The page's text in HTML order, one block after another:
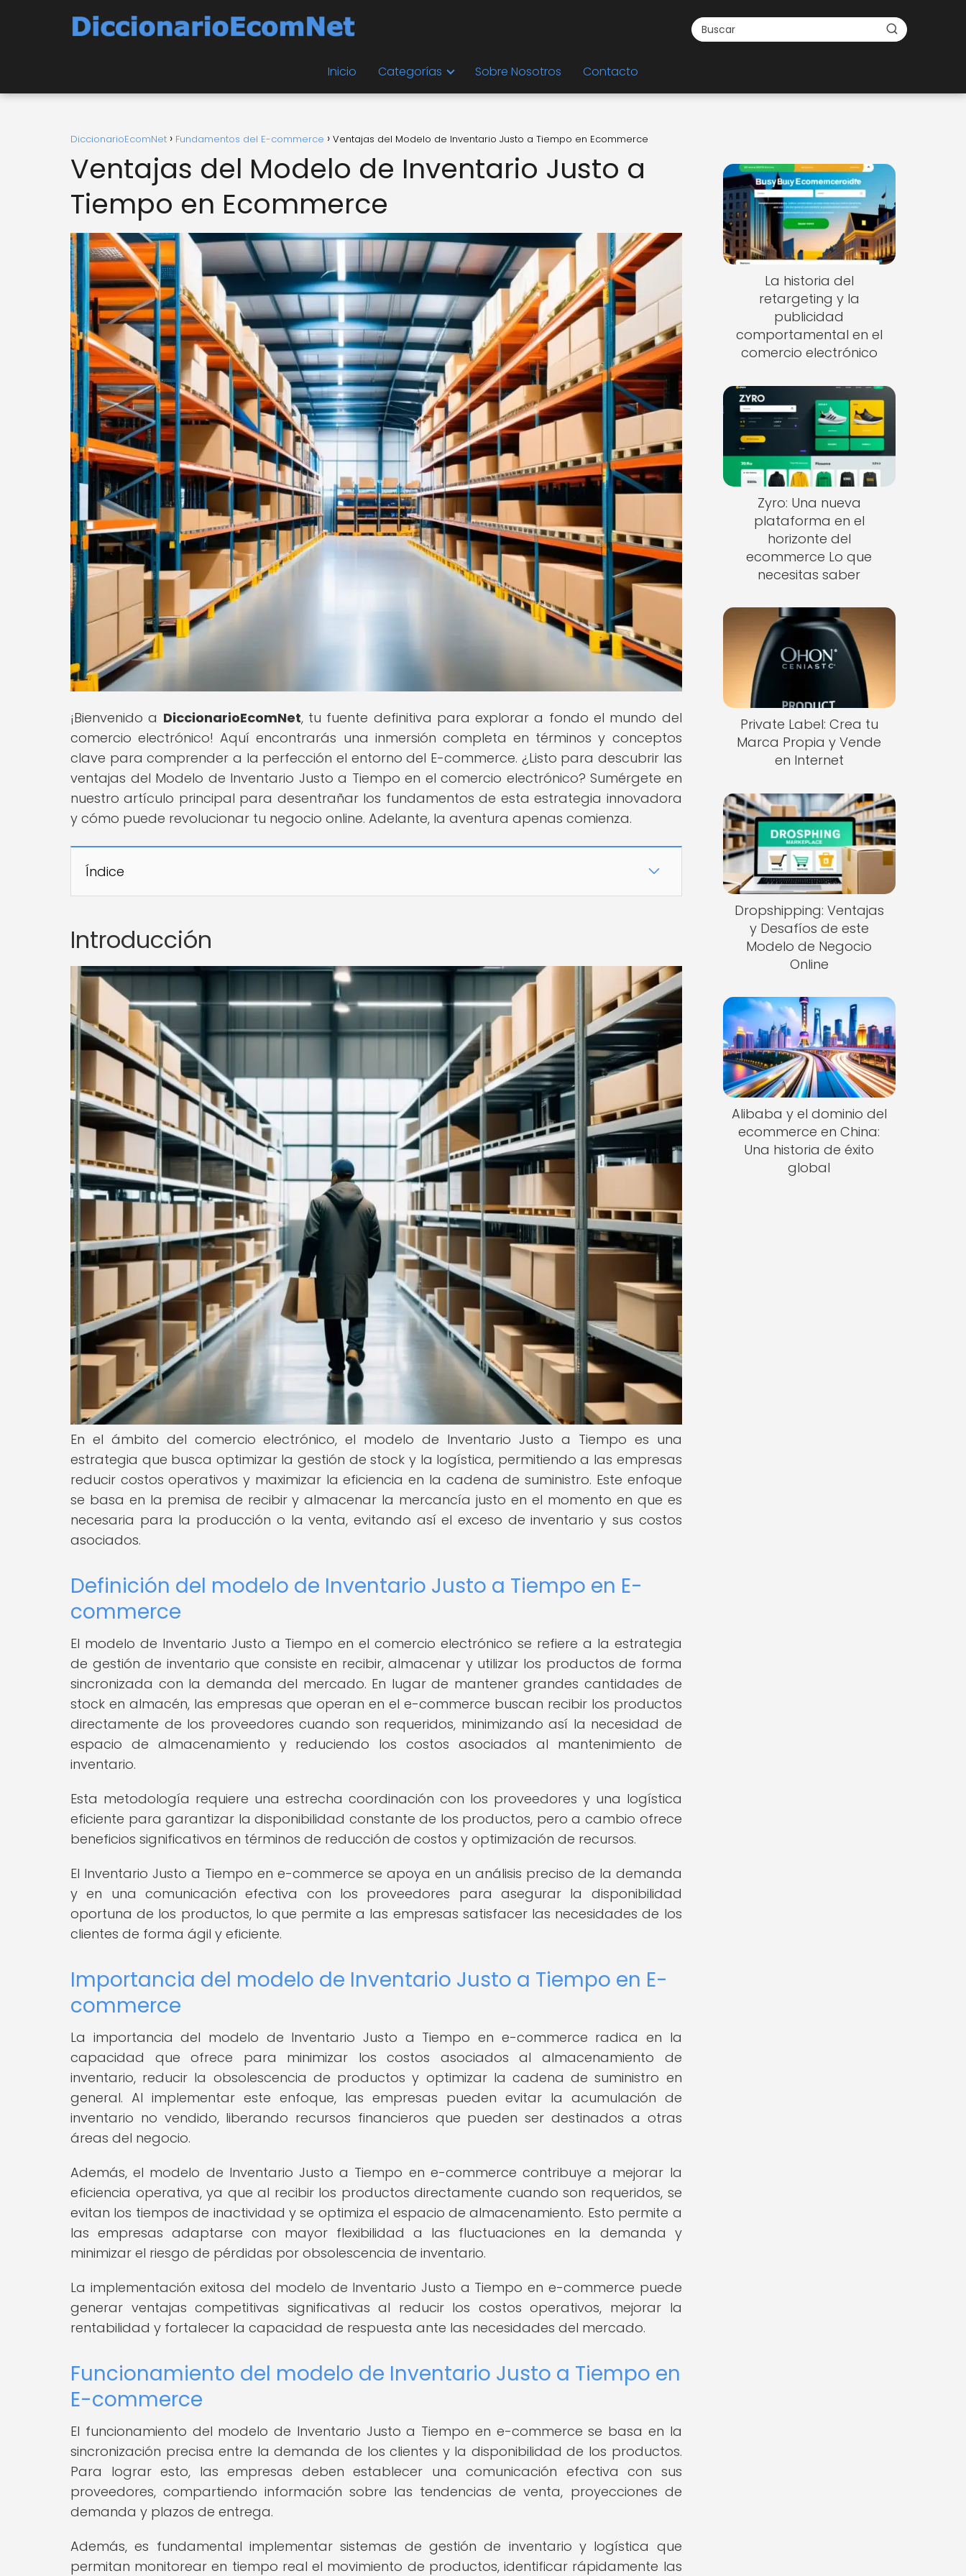
Inicio Categorías Sobre Nosotros Contacto
DiccionarioEcomNet Fundamentos del E-commerce Ventajas del Modelo de Inventario Justo a Tiempo en Ecommerce
Ventajas del Modelo de Inventario Justo a
Tiempo en Ecommerce
¡Bienvenido a DiccionarioEcomNet, tu fuente definitiva para explorar a fondo el mundo del
comercio electrónico! Aquí encontrarás una inmersión completa en términos y conceptos
clave para comprender a la perfección el entorno del E-commerce. ¿Listo para descubrir las
ventajas del Modelo de Inventario Justo a Tiempo en el comercio electrónico? Sumérgete en
nuestro artículo principal para desentrañar los fundamentos de esta estrategia innovadora
y cómo puede revolucionar tu negocio online. Adelante, la aventura apenas comienza.
Índice
Introducción
En el ámbito del comercio electrónico, el modelo de Inventario Justo a Tiempo es una
estrategia que busca optimizar la gestión de stock y la logística, permitiendo a las empresas
reducir costos operativos y maximizar la eficiencia en la cadena de suministro. Este enfoque
se basa en la premisa de recibir y almacenar la mercancía justo en el momento en que es
necesaria para la producción o la venta, evitando así el exceso de inventario y sus costos
asociados.
Definición del modelo de Inventario Justo a Tiempo en E-
commerce
El modelo de Inventario Justo a Tiempo en el comercio electrónico se refiere a la estrategia
de gestión de inventario que consiste en recibir, almacenar y utilizar los productos de forma
sincronizada con la demanda del mercado. En lugar de mantener grandes cantidades de
stock en almacén, las empresas que operan en el e-commerce buscan recibir los productos
directamente de los proveedores cuando son requeridos, minimizando así la necesidad de
espacio de almacenamiento y reduciendo los costos asociados al mantenimiento de
inventario.
Esta metodología requiere una estrecha coordinación con los proveedores y una logística
eficiente para garantizar la disponibilidad constante de los productos, pero a cambio ofrece
beneficios significativos en términos de reducción de costos y optimización de recursos.
El Inventario Justo a Tiempo en e-commerce se apoya en un análisis preciso de la demanda
y en una comunicación efectiva con los proveedores para asegurar la disponibilidad
oportuna de los productos, lo que permite a las empresas satisfacer las necesidades de los
clientes de forma ágil y eficiente.
Importancia del modelo de Inventario Justo a Tiempo en E-
commerce
La importancia del modelo de Inventario Justo a Tiempo en e-commerce radica en la
capacidad que ofrece para minimizar los costos asociados al almacenamiento de
inventario, reducir la obsolescencia de productos y optimizar la cadena de suministro en
general. Al implementar este enfoque, las empresas pueden evitar la acumulación de
inventario no vendido, liberando recursos financieros que pueden ser destinados a otras
áreas del negocio.
Además, el modelo de Inventario Justo a Tiempo en e-commerce contribuye a mejorar la
eficiencia operativa, ya que al recibir los productos directamente cuando son requeridos, se
evitan los tiempos de inactividad y se optimiza el espacio de almacenamiento. Esto permite a
las empresas adaptarse con mayor flexibilidad a las fluctuaciones en la demanda y
minimizar el riesgo de pérdidas por obsolescencia de inventario.
La implementación exitosa del modelo de Inventario Justo a Tiempo en e-commerce puede
generar ventajas competitivas significativas al reducir los costos operativos, mejorar la
rentabilidad y fortalecer la capacidad de respuesta ante las necesidades del mercado.
Funcionamiento del modelo de Inventario Justo a Tiempo en
E-commerce
El funcionamiento del modelo de Inventario Justo a Tiempo en e-commerce se basa en la
sincronización precisa entre la demanda de los clientes y la disponibilidad de los productos.
Para lograr esto, las empresas deben establecer una comunicación efectiva con sus
proveedores, compartiendo información sobre las tendencias de venta, proyecciones de
demanda y plazos de entrega.
Además, es fundamental implementar sistemas de gestión de inventario y logística que
permitan monitorear en tiempo real el movimiento de productos, identificar rápidamente las
La historia del
retargeting y la
publicidad
comportamental en el
comercio electrónico
Zyro: Una nueva
plataforma en el
horizonte del
ecommerce Lo que
necesitas saber
Private Label: Crea tu
Marca Propia y Vende
en Internet
Dropshipping: Ventajas
y Desafíos de este
Modelo de Negocio
Online
Alibaba y el dominio del
ecommerce en China:
Una historia de éxito
global